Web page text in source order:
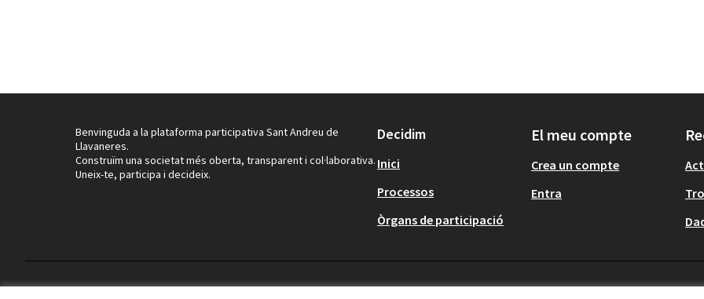
Benvinguda a la plataforma participativa Sant Andreu de
Llavaneres.
Construïm una societat més oberta, transparent i col·laborativa.
Uneix-te, participa i decideix.
Decidim
Inici
Processos
Òrgans de participació
El meu compte
Crea un compte
Entra